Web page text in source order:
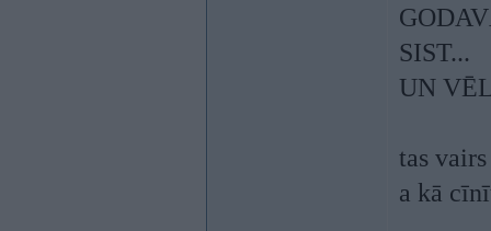
SIST...
UN
tas
a kā